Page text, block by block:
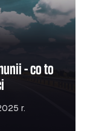
– co to
r.